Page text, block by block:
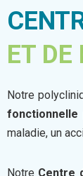
ET
Notre
fonctionnelle
maladie, un
Notre Centre